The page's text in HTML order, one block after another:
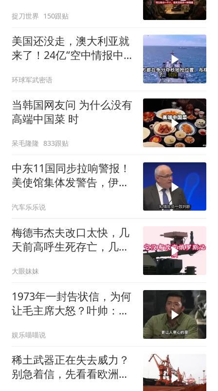
捉刀世界 150跟贴
美国还没走，澳大利亚就
来了！24亿“空中情报中
环球军武密语
当韩国网友问 为什么没有
高端中国菜 时
呆毛隆隆 833跟贴
中东11国同步拉响警报！
美使馆集体发警告，伊朗
汽车乐乐说
梅德韦杰夫改口太快，几
天前高呼生死存亡，几天
大眼妹妹
1973年一封告状信，为何
让毛主席大怒？叶帅：杀
娱乐喵喵说
稀土武器正在失去威力？
别急着信，先看看欧洲军